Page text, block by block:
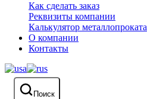
Как сделать заказ
Реквизиты компании
Калькулятор металлопроката
О компании
Контакты
Поиск